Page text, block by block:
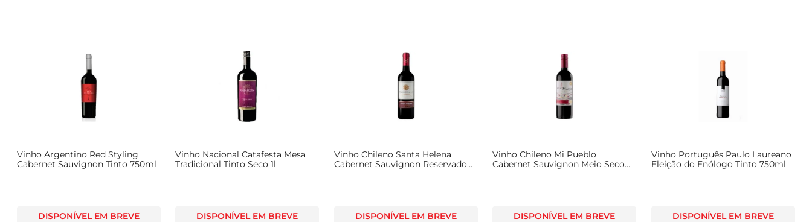
em uma experiência memorável.
Vinho Argentino Red Styling
Cabernet Sauvignon Tinto 750ml
DISPONÍVEL EM BREVE
Vinho Nacional Catafesta Mesa
Tradicional Tinto Seco 1l
DISPONÍVEL EM BREVE
Vinho Chileno Santa Helena
Cabernet Sauvignon Reservado
DISPONÍVEL EM BREVE
Vinho Chileno Mi Pueblo
Cabernet Sauvignon Meio Seco
DISPONÍVEL EM BREVE
Vinho Português Paulo Laureano
Eleição do Enólogo Tinto 750ml
DISPONÍVEL EM BREVE